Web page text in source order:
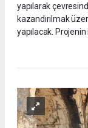
yapılarak
kazandırılmak
yapılacak.